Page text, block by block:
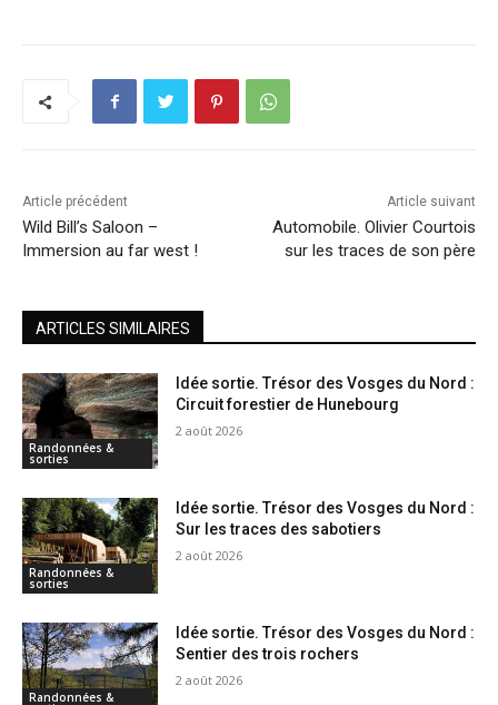
Article précédent
Wild Bill’s Saloon –
Immersion au far west !
Article suivant
Automobile. Olivier Courtois
sur les traces de son père
ARTICLES SIMILAIRES
Randonnées &
sorties
Idée sortie. Trésor des Vosges du Nord :
Circuit forestier de Hunebourg
2 août 2026
Randonnées &
sorties
Idée sortie. Trésor des Vosges du Nord :
Sur les traces des sabotiers
2 août 2026
Randonnées &
Idée sortie. Trésor des Vosges du Nord :
Sentier des trois rochers
2 août 2026